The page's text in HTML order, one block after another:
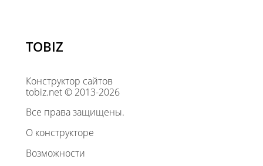
TOBIZ
Конструктор сайтов
tobiz.net © 2013-2026
Все права защищены.
О конструкторе
Возможности